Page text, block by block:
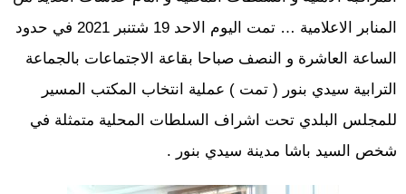
المنابر الاعلامية … تمت اليوم الاحد 19 شتنبر 2021 في حدود
الساعة العاشرة و النصف صباحا بقاعة الاجتماعات بالجماعة
الترابية سيدي بنور ( تمت ) عملية انتخاب المكتب المسير
للمجلس البلدي تحت اشراف السلطات المحلية متمثلة في
شخص السيد باشا مدينة سيدي بنور .